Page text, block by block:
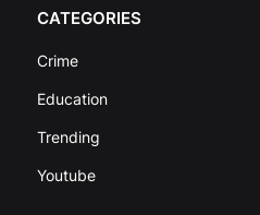
CATEGORIES
Crime
Education
Trending
Youtube